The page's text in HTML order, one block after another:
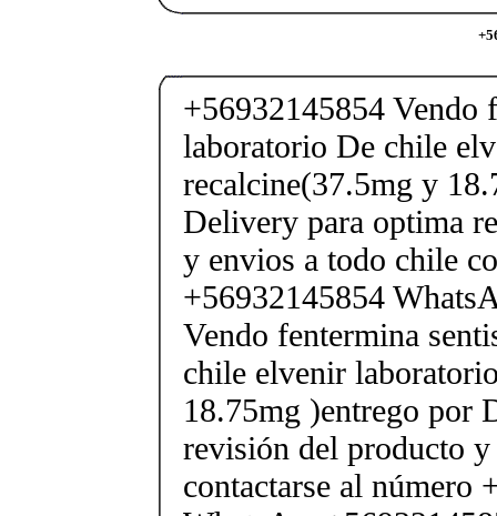
+56932145854 Vendo
laboratorio De chile
recalcine(37.5mg y
Delivery para optima
y envios a todo chile
+56932145854
Vendo fentermina
chile elvenir
18.75mg )entrego por
revisión del producto
contactarse al número